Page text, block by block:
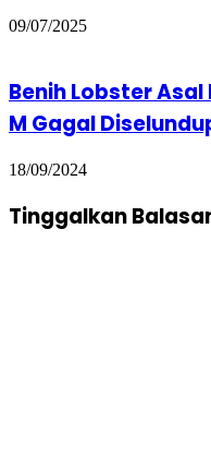
09/07/2025
Benih Lobster Asal
M Gagal
18/09/2024
Tinggalkan